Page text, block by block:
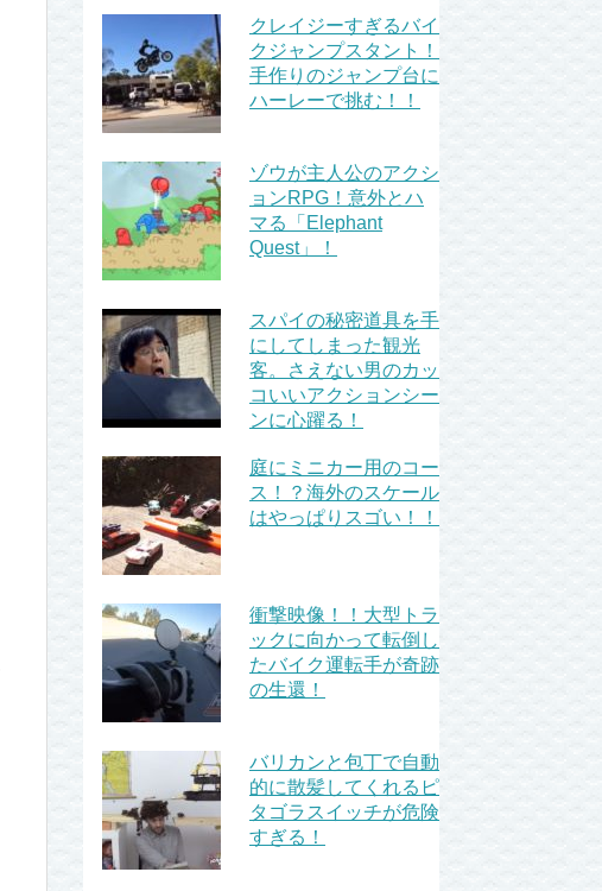
クレイジーすぎるバイ
クジャンプスタント！
手作りのジャンプ台に
ハーレーで挑む！！
ゾウが主人公のアクシ
ョンRPG！意外とハ
マる「Elephant
Quest」！
スパイの秘密道具を手
にしてしまった観光
客。さえない男のカッ
コいいアクションシー
ンに心躍る！
庭にミニカー用のコー
ス！？海外のスケール
はやっぱりスゴい！！
衝撃映像！！大型トラ
ックに向かって転倒し
たバイク運転手が奇跡
の生還！
バリカンと包丁で自動
的に散髪してくれるピ
タゴラスイッチが危険
すぎる！